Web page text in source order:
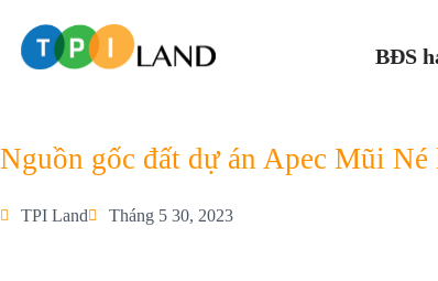
BĐS
Nguồn gốc đất dự án Apec Mũi Né
TPI Land Tháng 5 30, 2023